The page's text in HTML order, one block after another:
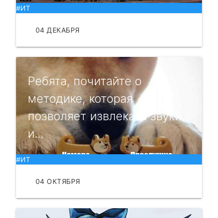
#ИТ
04 ДЕКАБРЯ
Ребята, почитайте о
методике, которая
позволяет извлекать звуки
и...
#ИТ
04 ОКТЯБРЯ